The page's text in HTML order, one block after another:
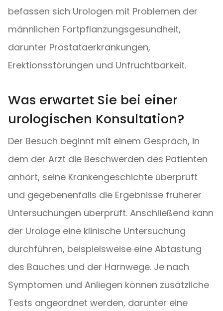
befassen sich Urologen mit Problemen der
männlichen Fortpflanzungsgesundheit,
darunter Prostataerkrankungen,
Erektionsstörungen und Unfruchtbarkeit.
Was erwartet Sie bei einer
urologischen Konsultation?
Der Besuch beginnt mit einem Gespräch, in
dem der Arzt die Beschwerden des Patienten
anhört, seine Krankengeschichte überprüft
und gegebenenfalls die Ergebnisse früherer
Untersuchungen überprüft. Anschließend kann
der Urologe eine klinische Untersuchung
durchführen, beispielsweise eine Abtastung
des Bauches und der Harnwege. Je nach
Symptomen und Anliegen können zusätzliche
Tests angeordnet werden, darunter eine